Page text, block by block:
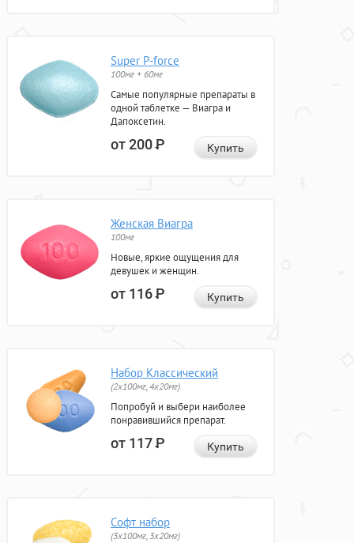
Super P-force
100мг + 60мг
Самые популярные препараты в
одной таблетке — Виагра и
Дапоксетин.
от 200Р Купить
Женская Виагра
100мг
Новые, яркие ощущения для
девушек и женщин.
от 116Р Купить
Набор Классический
(2x100мг, 4x20мг)
Попробуй и выбери наиболее
понравившийся препарат.
от 117Р Купить
Софт набор
(3x100мг, 3x20мг)